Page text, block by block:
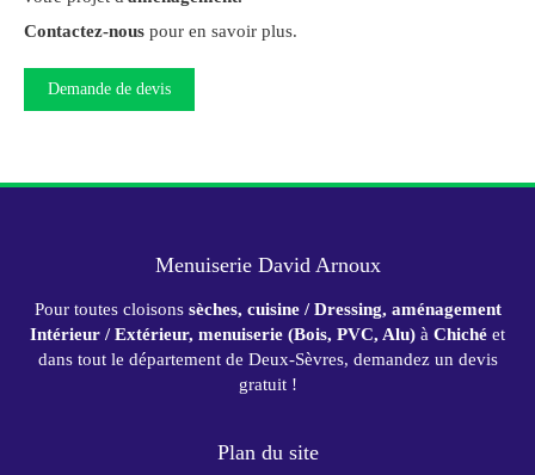
Contactez-nous pour en savoir plus.
Demande de devis
Menuiserie David Arnoux
Pour toutes cloisonssèches, cuisine / Dressing, aménagement
Intérieur / Extérieur, menuiserie (Bois, PVC, Alu) à Chiché et
dans tout le département de Deux-Sèvres, demandez un devis
gratuit !
Plan du site